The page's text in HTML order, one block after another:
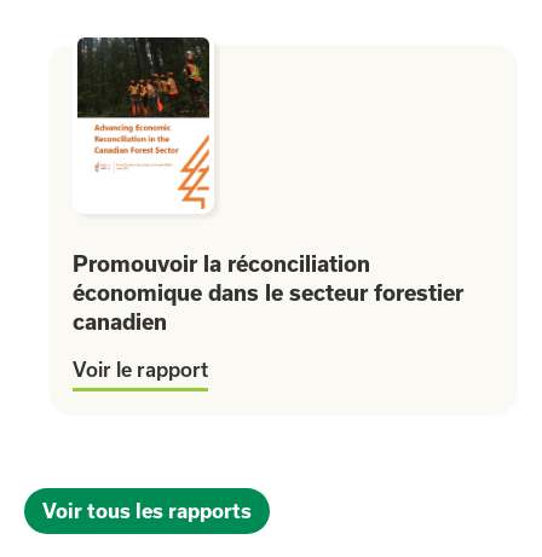
Promouvoir la réconciliation
économique dans le secteur forestier
canadien
Voir le rapport
Voir tous les rapports